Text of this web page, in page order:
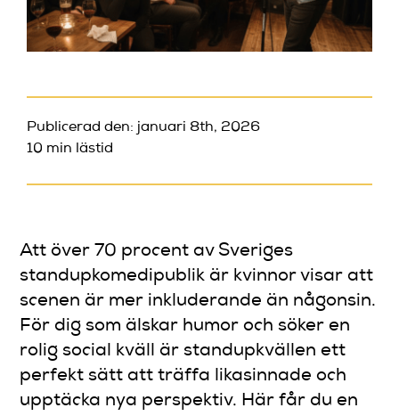
Publicerad den: januari 8th, 2026
10 min lästid
Att över 70 procent av Sveriges
standupkomedipublik är kvinnor visar att
scenen är mer inkluderande än någonsin.
För dig som älskar humor och söker en
rolig social kväll är standupkvällen ett
perfekt sätt att träffa likasinnade och
upptäcka nya perspektiv. Här får du en